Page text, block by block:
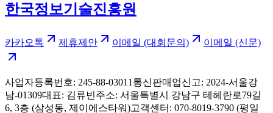
한국정보기술진흥원
카카오톡 제휴제안 이메일 (대회문의) 이메일 (신문)
사업자등록번호: 245-88-03011 통신판매업신고: 2024-서울강
남-01309대표: 김류빈주소: 서울특별시 강남구 테헤란로79길
6, 3층 (삼성동, 제이에스타워)고객센터: 070-8019-3790 (평일